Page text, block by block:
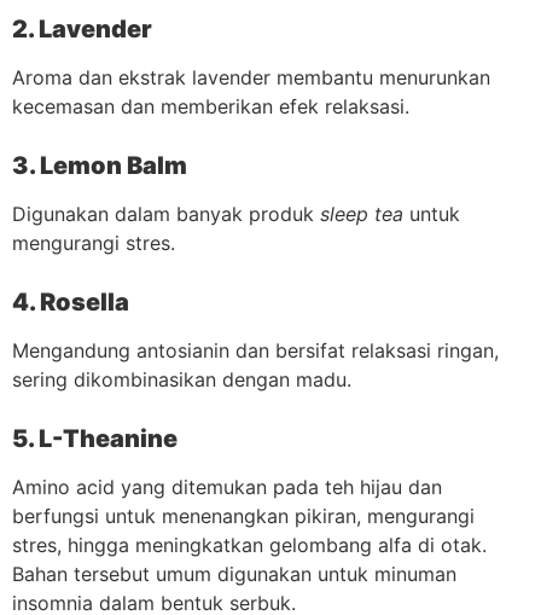
2. Lavender
Aroma dan ekstrak lavender membantu menurunkan
kecemasan dan memberikan efek relaksasi.
3. Lemon Balm
Digunakan dalam banyak produk sleep tea untuk
mengurangi stres.
4. Rosella
Mengandung antosianin dan bersifat relaksasi ringan,
sering dikombinasikan dengan madu.
5. L-Theanine
Amino acid yang ditemukan pada teh hijau dan
berfungsi untuk menenangkan pikiran, mengurangi
stres, hingga meningkatkan gelombang alfa di otak.
Bahan tersebut umum digunakan untuk minuman
insomnia dalam bentuk serbuk.